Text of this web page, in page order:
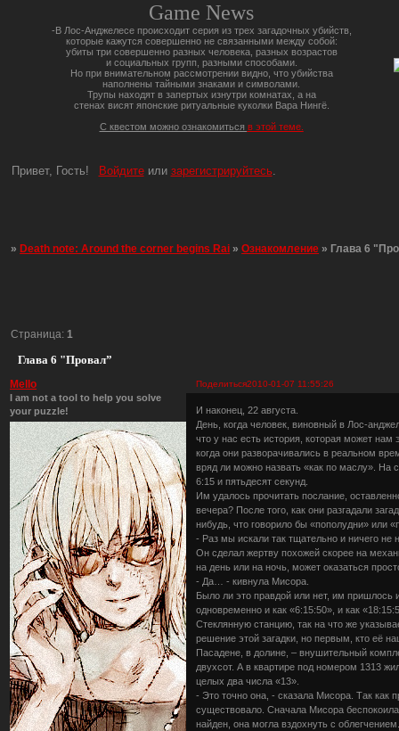
Game News
-В Лос-Анджелесе происходит серия из трех загадочных убийств,
которые кажутся совершенно не связанными между собой:
убиты три совершенно разных человека, разных возрастов
и социальных групп, разными способами.
Но при внимательном рассмотрении видно, что убийства
наполнены тайными знаками и символами.
Трупы находят в запертых изнутри комнатах, а на
стенах висят японские ритуальные куколки Вара Нингё.
С квестом можно ознакомиться в этой теме.
Привет, Гость! Войдитеили зарегистрируйтесь.
»Death note: Around the corner begins Rai »Ознакомление » Глава 6
Глава 6 "Провал”
Страница: 1
Поделиться2010-01-07 11:55:26
Mello
I am not a tool to help you solve
your puzzle!
И наконец, 22 августа.
День, когда человек, виновный в Лос-
что у нас есть история, которая может нам
когда они разворачивались в реальном
вряд ли можно назвать «как по маслу».
6:15 и пятьдесят секунд.
Им удалось прочитать послание,
вечера? После того, как они разгадали
нибудь, что говорило бы «пополудни» или
- Раз мы искали так тщательно и ничего не
Он сделал жертву похожей скорее на
на день или на ночь, может оказаться
- Да… - кивнула Мисора.
Было ли это правдой или нет, им пришлось
одновременно и как «6:15:50», и как
Стеклянную станцию, так на что же
решение этой загадки, но первым, кто её
Пасадене, в долине, – внушительный
двухсот. А в квартире под номером 1313
целых два числа «13».
- Это точно она, - сказала Мисора. Так как
существовало. Сначала Мисора
найден, она могла вздохнуть с